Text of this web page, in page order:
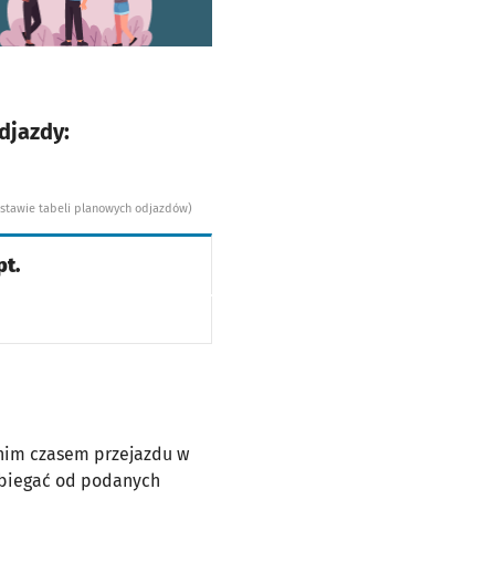
tabeli planowych odjazdów)
czasem przejazdu w
od podanych